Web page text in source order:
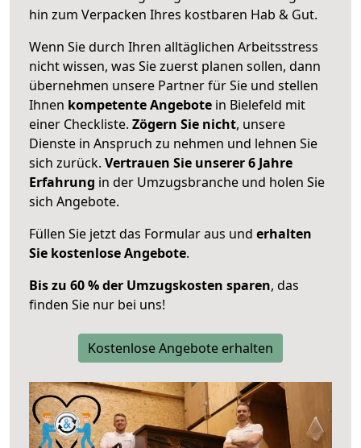
hin zum Verpacken Ihres kostbaren Hab & Gut.
Wenn Sie durch Ihren alltäglichen Arbeitsstress
nicht wissen, was Sie zuerst planen sollen, dann
übernehmen unsere Partner für Sie und stellen
Ihnen kompetente Angebote in Bielefeld mit
einer Checkliste. Zögern Sie nicht, unsere
Dienste in Anspruch zu nehmen und lehnen Sie
sich zurück. Vertrauen Sie unserer 6 Jahre
Erfahrung in der Umzugsbranche und holen Sie
sich Angebote.
Füllen Sie jetzt das Formular aus und erhalten
Sie kostenlose Angebote.
Bis zu 60 % der Umzugskosten sparen, das
finden Sie nur bei uns!
Kostenlose Angebote erhalten